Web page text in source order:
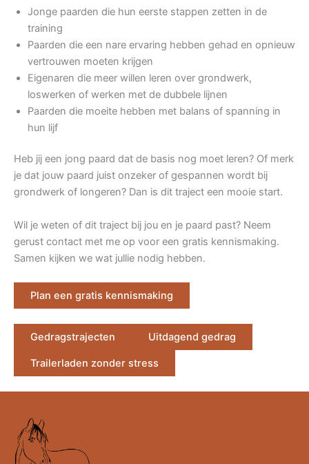
Jonge paarden die hun eerste stappen zetten in de
training
Paarden die een nare ervaring hebben gehad en opnieuw
vertrouwen moeten krijgen
Eigenaren die meer willen leren over grondwerk,
loswerken of werken met de dubbele lijnen
Paarden die moeite hebben met balans of spanning in
hun lijf
Heb jij een jong paard dat de basis nog moet leren? Of merk
je dat jouw paard juist onzeker of gespannen wordt bij
grondwerk of longeren? Dan is dit traject een mooie start.
Wil je weten of dit traject bij jou en je paard past? Neem
gerust contact met me op voor een gratis kennismaking.
Samen kijken we wat jullie nodig hebben.
Plan een gratis kennismaking
Gedragstrajecten Uitdagend gedrag
Trailerladen zonder stress